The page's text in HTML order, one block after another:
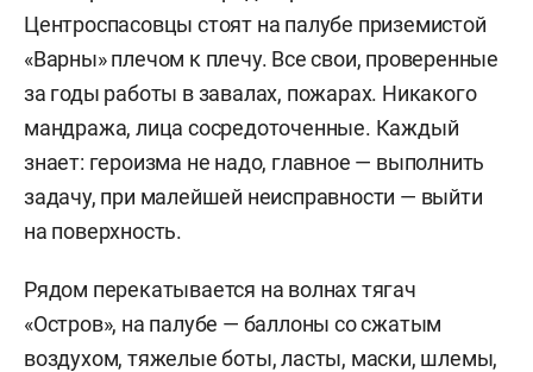
Центроспасовцы стоят на палубе приземистой
«Варны» плечом к плечу. Все свои, проверенные
за годы работы в завалах, пожарах. Никакого
мандража, лица сосредоточенные. Каждый
знает: героизма не надо, главное — выполнить
задачу, при малейшей неисправности — выйти
на поверхность.
Рядом перекатывается на волнах тягач
«Остров», на палубе — баллоны со сжатым
воздухом, тяжелые боты, ласты, маски, шлемы,